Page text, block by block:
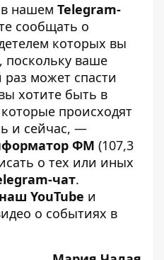
нашем Telegram-
сообщать о
которых вы
поскольку ваше
может спасти
хотите быть в
происходят
и сейчас, —
ФМ (107,3
о тех или иных
чат.
наш YouTube и
о событиях в